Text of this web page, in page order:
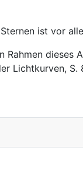
ist vor
Rahmen
Lichtkurven,